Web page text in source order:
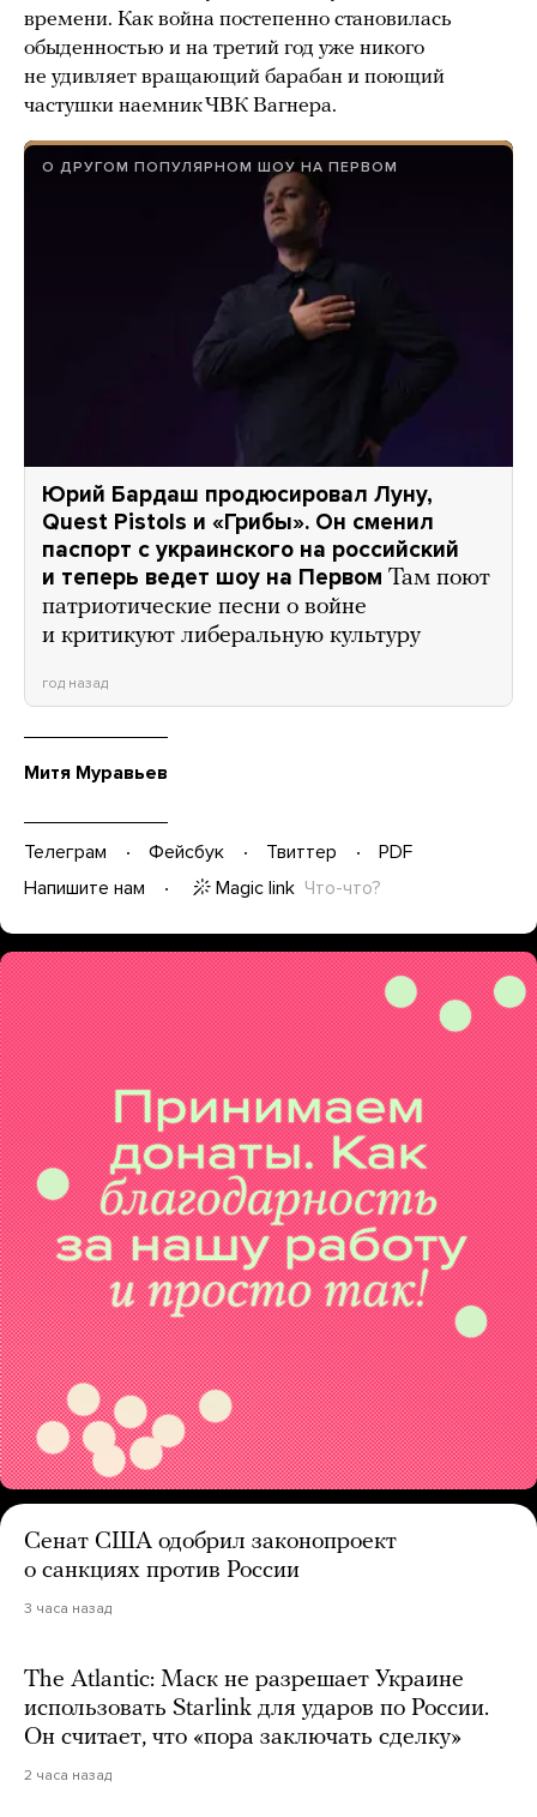
времени. Как война постепенно становилась
обыденностью и на третий год уже никого
не удивляет вращающий барабан и поющий
частушки наемник ЧВК Вагнера.
О ДРУГОМ ПОПУЛЯРНОМ ШОУ НА ПЕРВОМ
Юрий Бардаш продюсировал Луну,
Quest Pistols и «Грибы». Он сменил
паспорт с украинского на российский
и теперь ведет шоу на Первом Там поют
патриотические песни о войне
и критикуют либеральную культуру
год назад
Митя Муравьев
Телеграм Фейсбук Твиттер
PDF
Напишите нам
Magic link Что-что?
Сенат США одобрил законопроект
о санкциях против России
3 часа назад
The Atlantic: Маск не разрешает Украине
использовать Starlink для ударов по России.
Он считает, что «пора заключать сделку»
2 часа назад